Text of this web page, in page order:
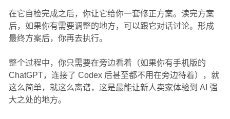
在它自检完成之后，你让它给你一套修正方案。读完方案
后，如果你有需要调整的地方，可以跟它对话讨论。形成
最终方案后，你再去执行。
整个过程中，你只需要在旁边看着（如果你有手机版的
ChatGPT，连接了 Codex 后甚至都不用在旁边待着），就
这么简单，就这么离谱，这是最能让新人卖家体验到 AI 强
大之处的地方。